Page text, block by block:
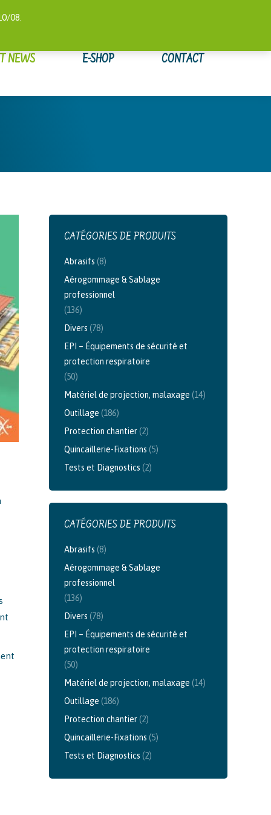
08.
NEWS E-SHOP CONTACT
CATÉGORIES DE PRODUITS
Abrasifs (8)
Aérogommage & Sablage
professionnel
(136)
Divers (78)
EPI – Équipements de sécurité et
protection respiratoire
(50)
Matériel de projection, malaxage (14)
Outillage (186)
Protection chantier(2)
Quincaillerie-Fixations (5)
Tests et Diagnostics (2)
CATÉGORIES DE PRODUITS
Abrasifs (8)
Aérogommage & Sablage
professionnel
(136)
Divers (78)
EPI – Équipements de sécurité et
protection respiratoire
(50)
Matériel de projection, malaxage (14)
Outillage (186)
Protection chantier(2)
Quincaillerie-Fixations (5)
Tests et Diagnostics (2)